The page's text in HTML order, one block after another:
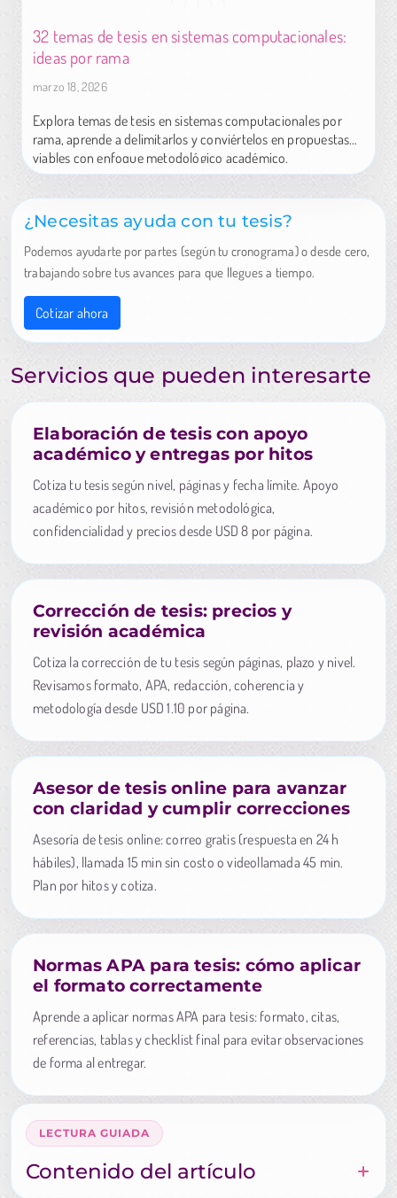
32 temas de tesis en sistemas computacionales:
ideas por rama
marzo 18, 2026
Explora temas de tesis en sistemas computacionales por
rama, aprende a delimitarlos y conviértelos en propuestas
viables con enfoque metodológico académico.
¿Necesitas ayuda con tu tesis?
Podemos ayudarte por partes (según tu cronograma) o desde cero,
trabajando sobre tus avances para que llegues a tiempo.
Cotizar ahora
Servicios que pueden interesarte
Elaboración de tesis con apoyo
académico y entregas por hitos
Cotiza tu tesis según nivel, páginas y fecha límite. Apoyo
académico por hitos, revisión metodológica,
confidencialidad y precios desde USD 8 por página.
Corrección de tesis: precios y
revisión académica
Cotiza la corrección de tu tesis según páginas, plazo y nivel.
Revisamos formato, APA, redacción, coherencia y
metodología desde USD 1.10 por página.
Asesor de tesis online para avanzar
con claridad y cumplir correcciones
Asesoría de tesis online: correo gratis (respuesta en 24 h
hábiles), llamada 15 min sin costo o videollamada 45 min.
Plan por hitos y cotiza.
Normas APA para tesis: cómo aplicar
el formato correctamente
Aprende a aplicar normas APA para tesis: formato, citas,
referencias, tablas y checklist final para evitar observaciones
de forma al entregar.
LECTURA GUIADA
Contenido del artículo